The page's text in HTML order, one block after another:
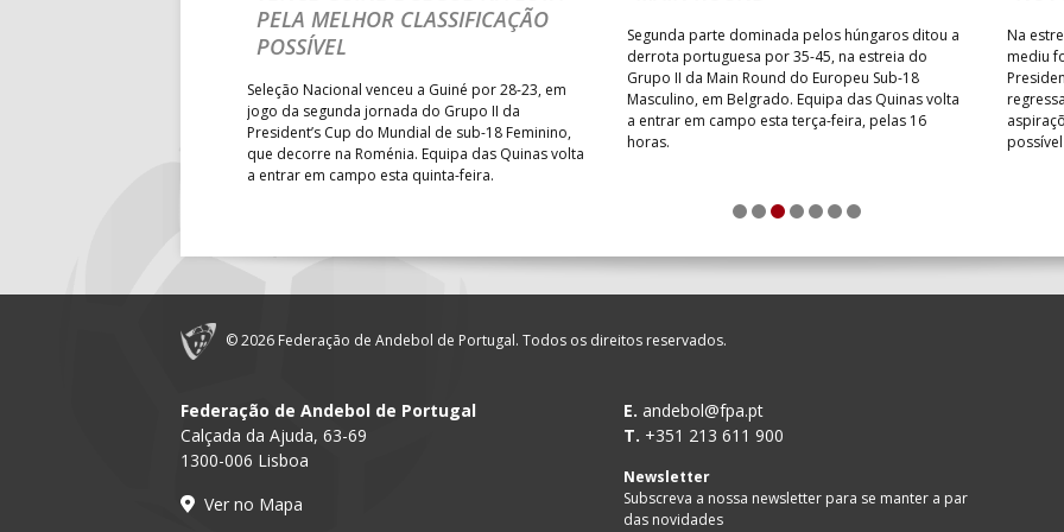
12 ÁGUAS SANTAS MILANEZA
140 _ - _ CJ A. GARRETT /Pristivus
6-SET-2026
14:00 144 ALAVARIUM
15:00 147 MADEIRA SAD
PÓVOA AC / Bodegão/CCR/
16:00
146 CJ A. GARRETT /Pristivus _ - _
ABC DE BRAGA /OBO Bettermann
PELA MELHOR CLASSIFICAÇÃO
POSSÍVEL
Seleção Nacional venceu a Guiné por 28-23, em
jogo da segunda jornada do Grupo II da
President’s Cup do Mundial de sub-18 Feminino,
que decorre na Roménia. Equipa das Quinas volta
a entrar em campo esta quinta-feira.
Segunda parte dominada pelos húngaros ditou a
derrota portuguesa por 35-45, na estreia do
Grupo II da Main Round do Europeu Sub-18
Masculino, em Belgrado. Equipa das Quinas volta
a entrar em campo esta terça-feira, pelas 16
horas.
Na
mediu
1 2 3 4 5 6 7
© 2026 Federação de Andebol de Portugal. Todos os direitos reservados.
Federação de Andebol de Portugal
Calçada da Ajuda, 63-69
1300-006 Lisboa
Ver no Mapa
E. andebol@fpa.pt
T. +351 213 611 900
Newsletter
Subscreva a nossa newsletter para se manter a par
das novidades